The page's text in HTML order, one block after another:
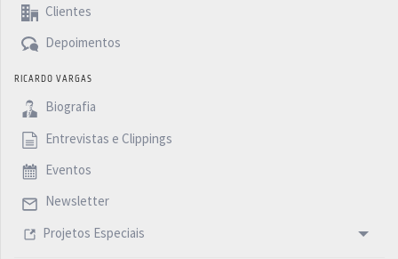
Clientes
Depoimentos
RICARDO VARGAS
Biografia
Entrevistas e Clippings
Eventos
Newsletter
Projetos Especiais